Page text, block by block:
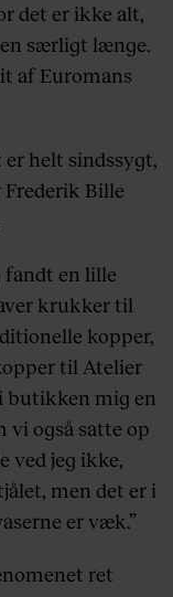
det er ikke alt,
særligt længe.
af Euromans
er helt sindssygt,
Frederik Bille
fandt en lille
krukker til
kopper,
til Atelier
butikken mig en
vi også satte op
ved jeg ikke,
men det er i
er væk.”
ret